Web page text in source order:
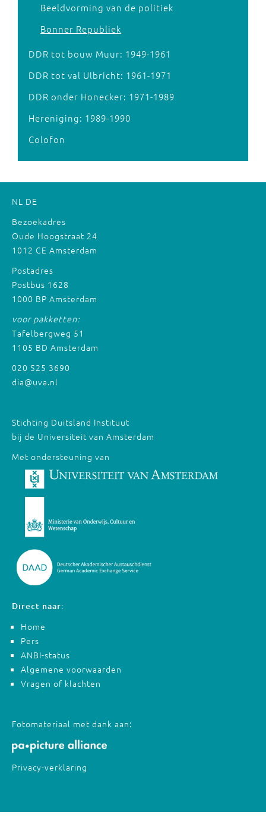
Beeldvorming van de politiek
Bonner Republiek
DDR tot bouw Muur: 1949-1961
DDR tot val Ulbricht: 1961-1971
DDR onder Honecker: 1971-1989
Hereniging: 1989-1990
Colofon
NL DE
Bezoekadres
Oude Hoogstraat 24
1012 CE Amsterdam
Postadres
Postbus 1628
1000 BP Amsterdam
voor pakketten:
Tafelbergweg 51
1105 BD Amsterdam
020 525 3690
dia@uva.nl
Stichting Duitsland Instituut
bij de Universiteit van Amsterdam
Met ondersteuning van
Direct naar:
Home
Pers
ANBI-status
Algemene voorwaarden
Vragen of klachten
Fotomateriaal met dank aan:
Privacy-verklaring